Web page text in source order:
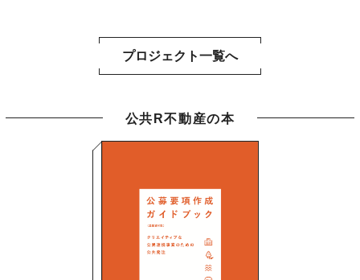
プロジェクト一覧へ
公共R不動産の本